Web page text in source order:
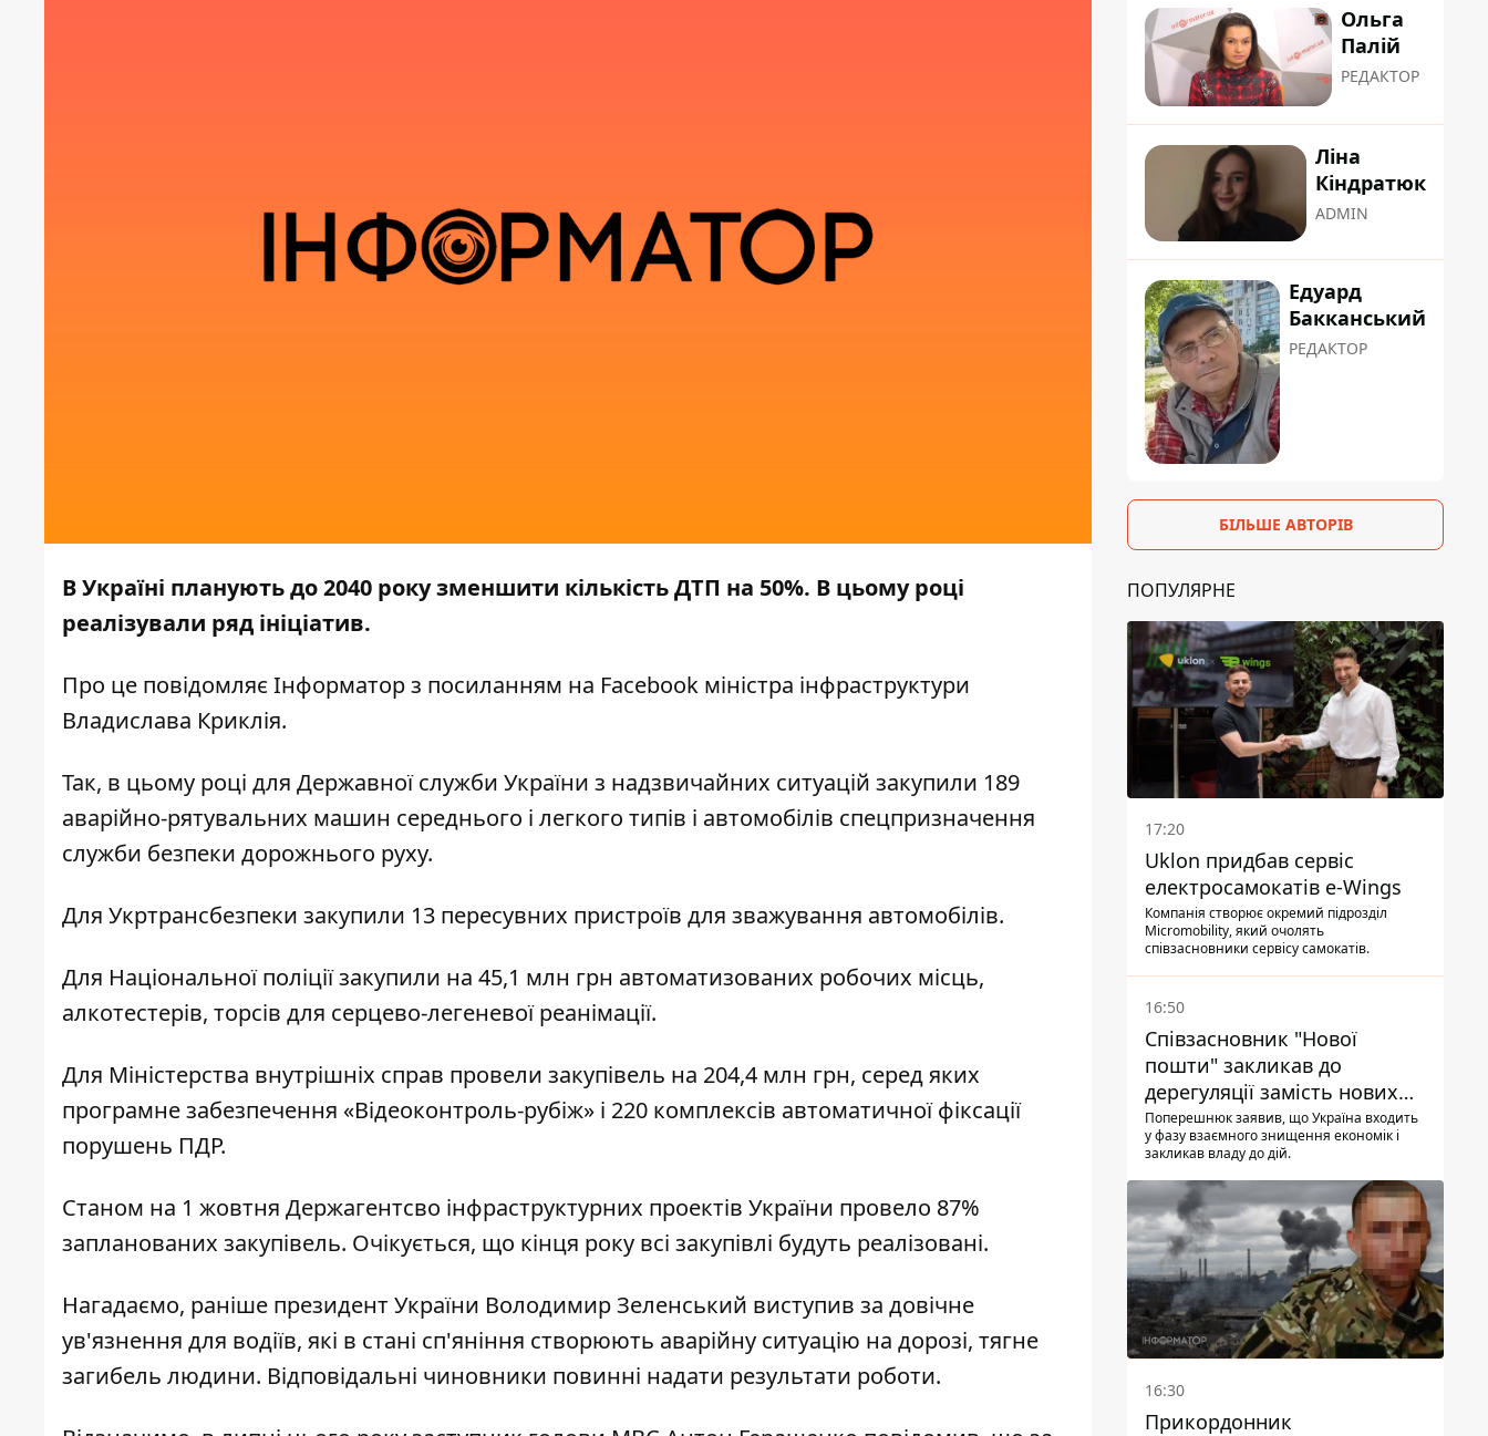
В Україні планують до 2040 року зменшити кількість ДТП на 50%. В цьому році
реалізували ряд ініціатив.
Про це повідомляє Інформаторз посиланням на Facebook міністра інфраструктури
Владислава Криклія.
Так, в цьому році для Державної служби України з надзвичайних ситуацій закупили 189
аварійно-рятувальних машин середнього і легкого типів і автомобілів спецпризначення
служби безпеки дорожнього руху.
Для Укртрансбезпеки закупили 13 пересувних пристроїв для зважування автомобілів.
Для Національної поліції закупили на 45,1 млн грн автоматизованих робочих місць,
алкотестерів, торсів для серцево-легеневої реанімації.
Для Міністерства внутрішніх справ провели закупівель на 204,4 млн грн, серед яких
програмне забезпечення «Відеоконтроль-рубіж» і 220 комплексів автоматичної фіксації
порушень ПДР.
Станом на 1 жовтня Держагентсво інфраструктурних проектів України провело 87%
запланованих закупівель. Очікується, що кінця року всі закупівлі будуть реалізовані.
Нагадаємо, раніше президент України Володимир Зеленський виступив за довічне
ув'язнення для водіїв, які в стані сп'яніння створюють аварійну ситуацію на дорозі, тягне
загибель людини. Відповідальні чиновники повинні надати результати роботи.
Ольга
Палій
РЕДАКТОР
Ліна
Кіндратюк
ADMIN
Едуард
Бакканський
РЕДАКТОР
БІЛЬШЕ АВТОРІВ
ПОПУЛЯРНЕ
17:20
Uklon придбав сервіс
електросамокатів e-Wings
Компанія створює окремий підрозділ
Micromobility, який очолять
співзасновники сервісу самокатів.
16:50
Співзасновник "Нової
пошти" закликав до
дерегуляції замість нових
податків - Гетманцев проти
Поперешнюк заявив, що Україна входить
у фазу взаємного знищення економік і
закликав владу до дій.
16:30
Прикордонник